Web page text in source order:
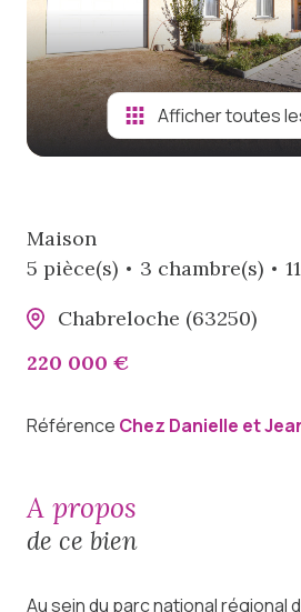
notre
agence
biens
vendus
Afficher toutes
Maison
5 pièce(s)
3 chambre(s)
Chabreloche (63250)
220 000 €
Référence Chez Danielle et
a propos
de ce bien
Au sein du parc national régional